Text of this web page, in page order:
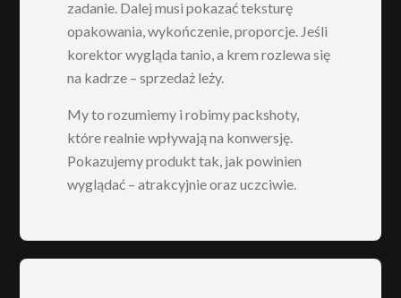
zadanie. Dalej musi pokazać teksturę
opakowania, wykończenie, proporcje. Jeśli
korektor wygląda tanio, a krem rozlewa się
na kadrze – sprzedaż leży.
My to rozumiemy i robimy packshoty,
które realnie wpływają na konwersję.
Pokazujemy produkt tak, jak powinien
wyglądać – atrakcyjnie oraz uczciwie.